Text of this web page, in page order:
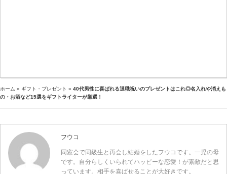
ホーム » ギフト・プレゼント » 40代男性に喜ばれる退職祝いのプレゼントはこれ◎名入れや消えも
の・お酒など15選をギフトライターが厳選！
フウコ
同窓会で同級生と再会し結婚をしたフウコです。一児の母
です。自分らしくいられてハッピーな恋愛！が素敵だと思
っています。相手を喜ばせることが大好きです。